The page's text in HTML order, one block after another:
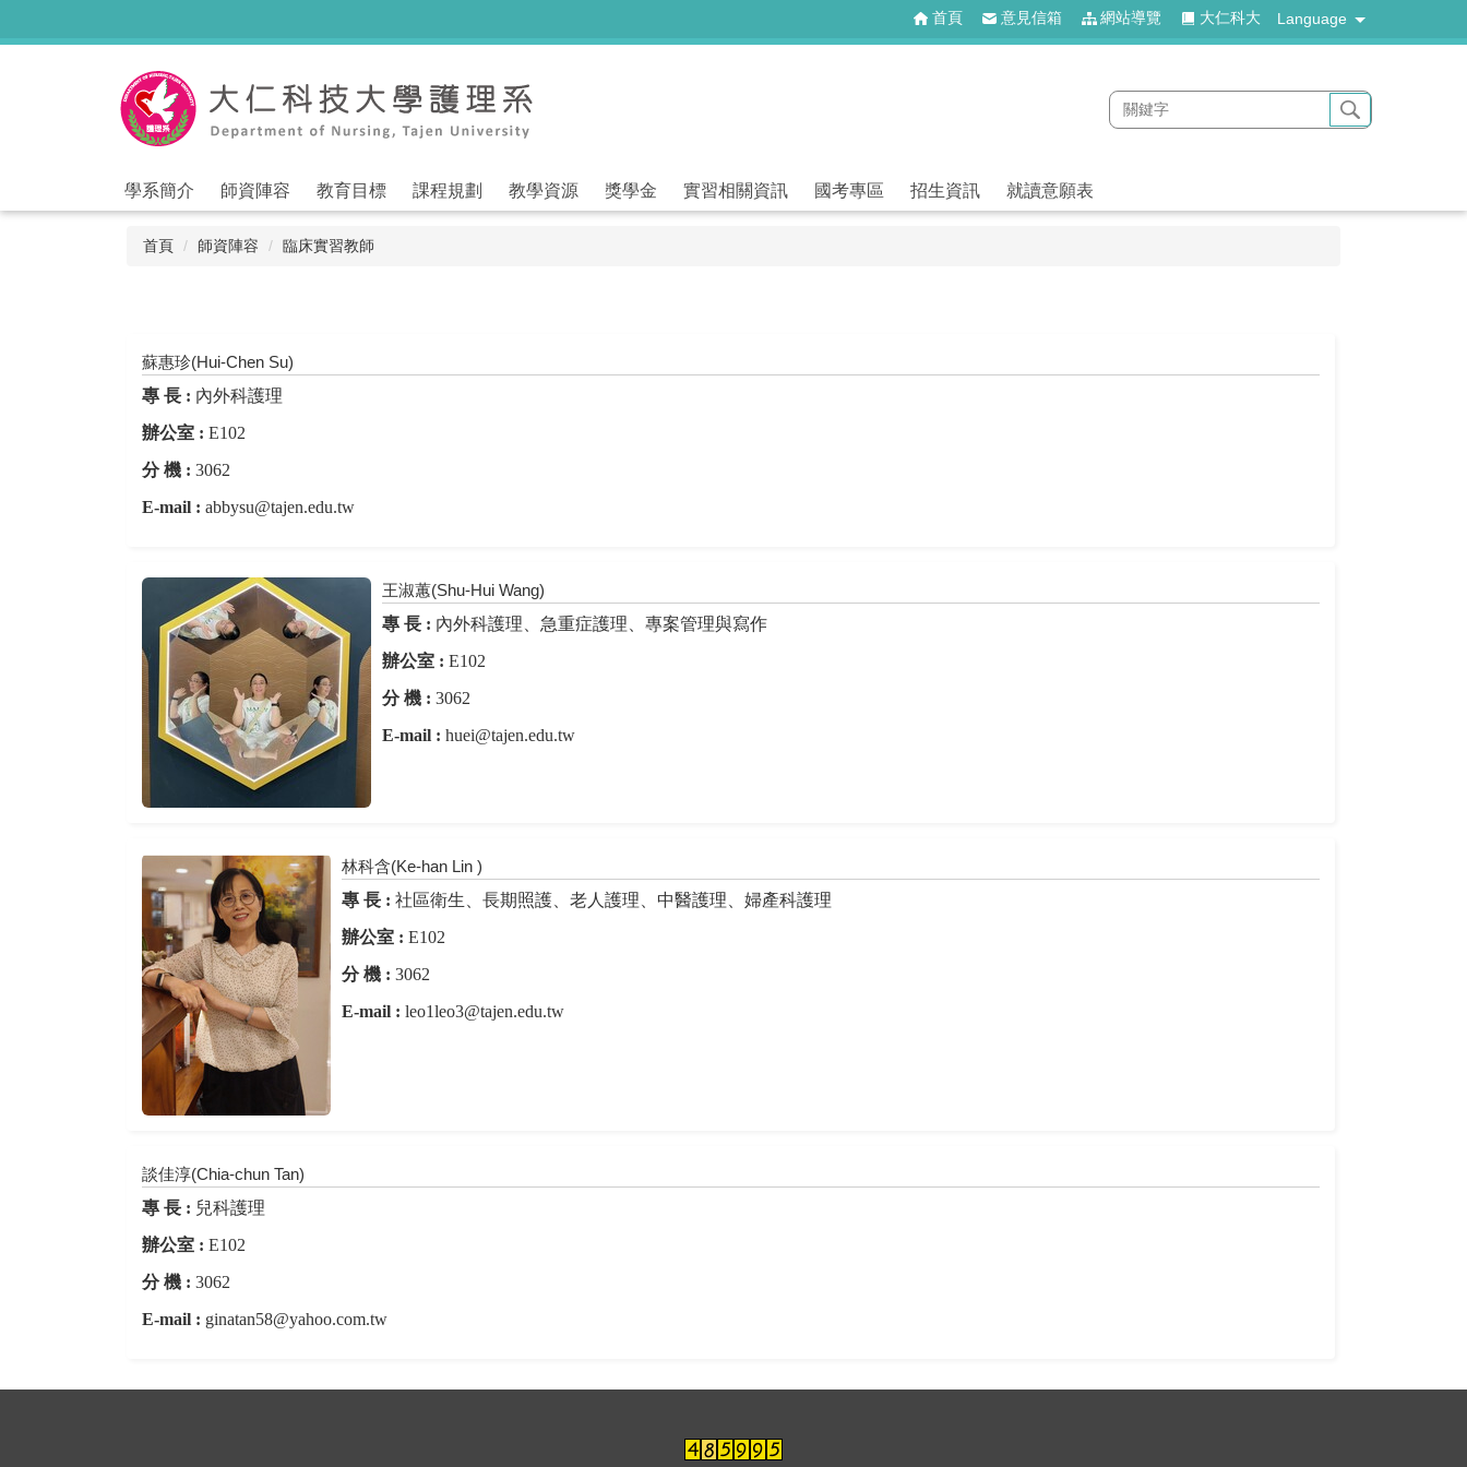
首頁 意見信箱 網站導覽 大仁科大 Language
學系簡介 師資陣容 教育目標 課程規劃 教學資源 獎學金 實習相關資訊 國考專區 招生資訊 就讀意願表
首頁 師資陣容 臨床實習教師
蘇惠珍(Hui-Chen Su)
專 長 : 內外科護理
辦公室 : E102
分 機 : 3062
E-mail : abbysu@tajen.edu.tw
王淑蕙(Shu-Hui Wang)
專 長 : 內外科護理、急重症護理、專案管理與寫作
辦公室 : E102
分 機 : 3062
E-mail : huei@tajen.edu.tw
林科含(Ke-han Lin )
專 長 : 社區衛生、長期照護、老人護理、中醫護理、婦產科護理
辦公室 : E102
分 機 : 3062
E-mail : leo1leo3@tajen.edu.tw
談佳淳(Chia-chun Tan)
專 長 : 兒科護理
辦公室 : E102
分 機 : 3062
E-mail : ginatan58@yahoo.com.tw